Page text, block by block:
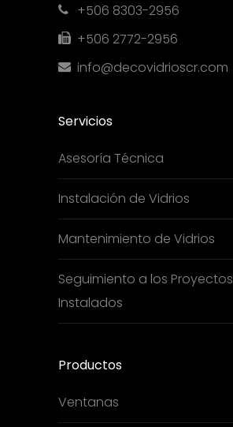
+506 8303-2956
+506 2772-2956
info@decovidrioscr.com
Servicios
Asesoría Técnica
Instalación de Vidrios
Mantenimiento de Vidrios
Seguimiento a los Proyectos
Instalados
Productos
Ventanas